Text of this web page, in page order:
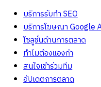
บริการรับทำ SEO
บริการโฆษณา Google
โซลูชั่นด้านการตลาด
ทำไมต้องแองก้า
สนใจเข้าร่วมทีม
อัปเดตการตลาด